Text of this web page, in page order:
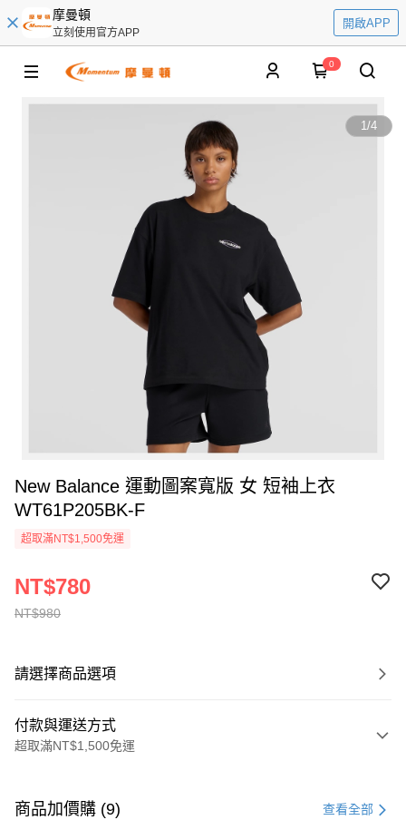
摩曼頓
立刻使用官方APP
開啟APP
0
1/4
New Balance 運動圖案寬版 女 短袖上衣
WT61P205BK-F
超取滿NT$1,500免運
NT$980
NT$780
請選擇商品選項
付款與運送方式
超取滿NT$1,500免運
信用卡一次付款
商品加價購 (9) 查看全部